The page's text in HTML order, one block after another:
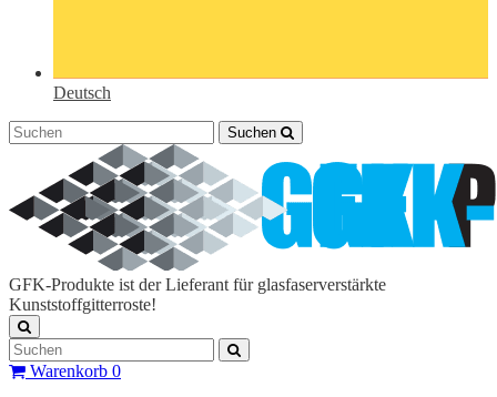
Deutsch
Suchen
GFK-Produkte ist der Lieferant für glasfaserverstärkte
Kunststoffgitterroste!
Warenkorb 0